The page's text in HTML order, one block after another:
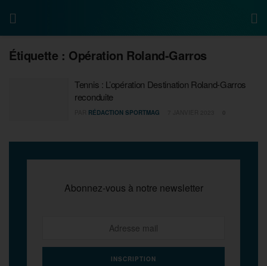
Étiquette : Opération Roland-Garros
Tennis : L’opération Destination Roland-Garros
reconduite
RÉDACTION SPORTMAG
Abonnez-vous à notre newsletter